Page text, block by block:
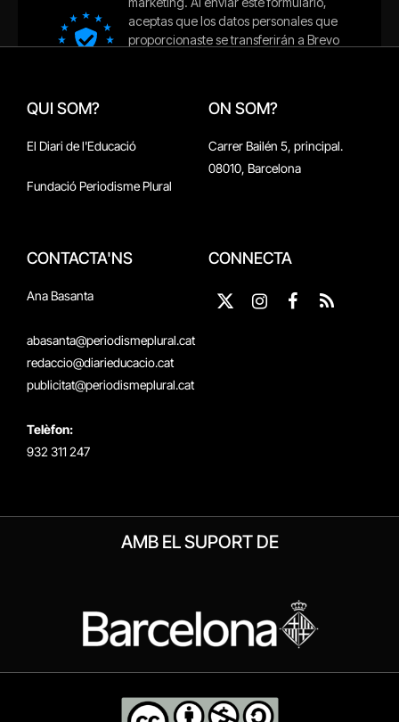
QUI SOM?
El Diari de l'Educació
Fundació Periodisme Plural
ON SOM?
Carrer Bailén 5, principal.
08010, Barcelona
CONTACTA'NS
Ana Basanta
abasanta@periodismeplural.cat
redaccio@diarieducacio.cat
publicitat@periodismeplural.cat
Telèfon:
932 311 247
CONNECTA
X
InstagramFacebook
RSS
AMB EL SUPORT DE